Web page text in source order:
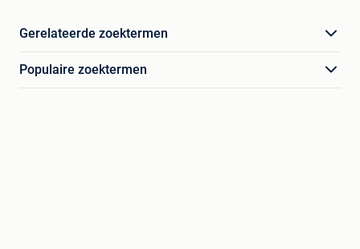
Gerelateerde zoektermen
Populaire zoektermen